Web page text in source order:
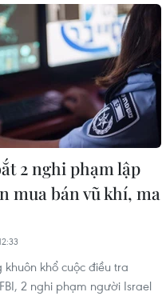
2 nghi phạm lập
mua bán vũ khí, ma
khuôn khổ cuộc điều tra
2 nghi phạm người Israel